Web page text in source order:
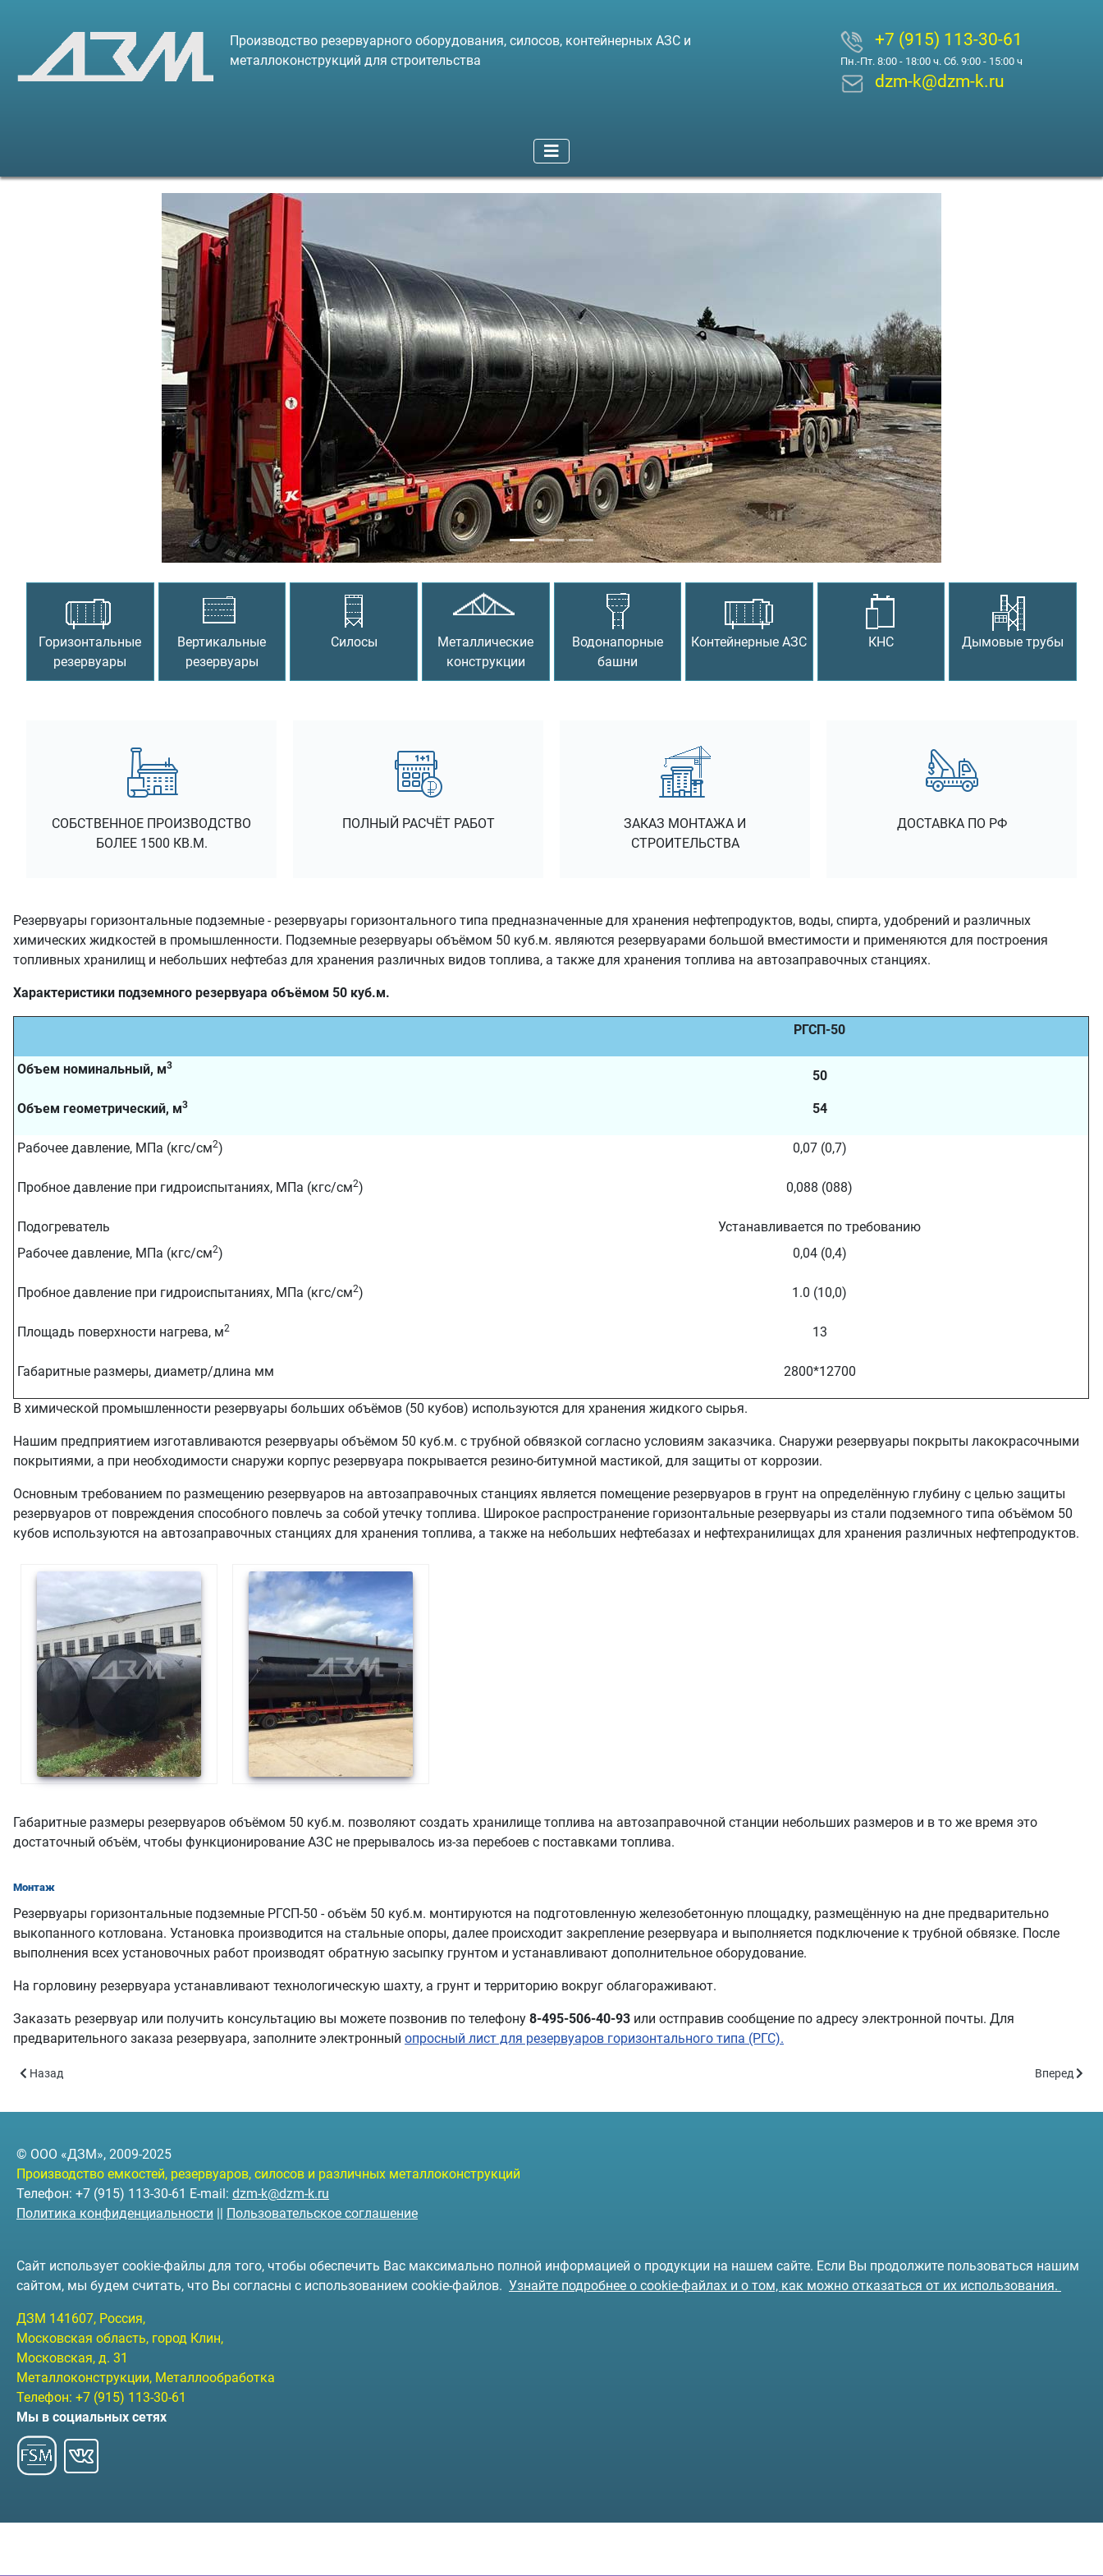
Производство резервуарного оборудования, силосов, контейнерных АЗС и
металлоконструкций для строительства
+7 (915) 113-30-61
Пн.-Пт. 8:00 - 18:00 ч. Сб. 9:00 - 15:00 ч
dzm-k@dzm-k.ru
Предыдущий
Горизонтальные
резервуары
Вертикальные
резервуары
Силосы
Металлические
конструкции
Водонапорные
башни
Контейнерные АЗС КНС Дымовые трубы
СОБСТВЕННОЕ ПРОИЗВОДСТВО
БОЛЕЕ 1500 КВ.М.
ПОЛНЫЙ РАСЧЁТ РАБОТ
ЗАКАЗ МОНТАЖА И
СТРОИТЕЛЬСТВА
ДОСТАВКА ПО РФ
Резервуары горизонтальные подземные - резервуары горизонтального типа предназначенные для хранения нефтепродуктов, воды, спирта, удобрений и различных
химических жидкостей в промышленности. Подземные резервуары объёмом 50 куб.м. являются резервуарами большой вместимости и применяются для построения
топливных хранилищ и небольших нефтебаз для хранения различных видов топлива, а также для хранения топлива на автозаправочных станциях.
Характеристики подземного резервуара объёмом 50 куб.м.
РГСП-50
Объем номинальный, м3
50
Объем геометрический, м3 54
Рабочее давление, МПа (кгс/см2) 0,07 (0,7)
Пробное давление при гидроиспытаниях, МПа (кгс/см2) 0,088 (088)
Подогреватель
Устанавливается по требованию
Рабочее давление, МПа (кгс/см2) 0,04 (0,4)
Пробное давление при гидроиспытаниях, МПа (кгс/см2) 1.0 (10,0)
Площадь поверхности нагрева, м2 13
Габаритные размеры, диаметр/длина мм 2800*12700
В химической промышленности резервуары больших объёмов (50 кубов) используются для хранения жидкого сырья.
Нашим предприятием изготавливаются резервуары объёмом 50 куб.м. с трубной обвязкой согласно условиям заказчика. Снаружи резервуары покрыты лакокрасочными
покрытиями, а при необходимости снаружи корпус резервуара покрывается резино-битумной мастикой, для защиты от коррозии.
Основным требованием по размещению резервуаров на автозаправочных станциях является помещение резервуаров в грунт на определённую глубину с целью защиты
резервуаров от повреждения способного повлечь за собой утечку топлива. Широкое распространение горизонтальные резервуары из стали подземного типа объёмом 50
кубов используются на автозаправочных станциях для хранения топлива, а также на небольших нефтебазах и нефтехранилищах для хранения различных нефтепродуктов.
Габаритные размеры резервуаров объёмом 50 куб.м. позволяют создать хранилище топлива на автозаправочной станции небольших размеров и в то же время это
достаточный объём, чтобы функционирование АЗС не прерывалось из-за перебоев с поставками топлива.
Монтаж
Резервуары горизонтальные подземные РГСП-50 - объём 50 куб.м. монтируются на подготовленную железобетонную площадку, размещённую на дне предварительно
выкопанного котлована. Установка производится на стальные опоры, далее происходит закрепление резервуара и выполняется подключение к трубной обвязке. После
выполнения всех установочных работ производят обратную засыпку грунтом и устанавливают дополнительное оборудование.
На горловину резервуара устанавливают технологическую шахту, а грунт и территорию вокруг облагораживают.
Заказать резервуар или получить консультацию вы можете позвонив по телефону 8-495-506-40-93 или остправив сообщение по адресу электронной почты. Для
предварительного заказа резервуара, заполните электронный опросный лист для резервуаров горизонтального типа (РГС).
Предыдущий: Резервуары горизонтальные подземные РГСП-5 - объём 5 куб.м.
Назад Следующий:
Вперед
© ООО «ДЗМ», 2009-2025
Производство емкостей, резервуаров, силосов и различных металлоконструкций
Телефон: +7 (915) 113-30-61 E-mail: dzm-k@dzm-k.ru
Политика конфиденциальности || Пользовательское соглашение
Сайт использует cookie-файлы для того, чтобы обеспечить Вас максимально полной информацией о продукции на нашем сайте. Если Вы продолжите пользоваться нашим
сайтом, мы будем считать, что Вы согласны с использованием cookie-файлов. Узнайте подробнее о cookie-файлах и о том, как можно отказаться от их использования.
ДЗМ 141607, Россия,
Московская область, город Клин,
Московская, д. 31
Металлоконструкции, Металлообработка
Телефон: +7 (915) 113-30-61
Мы в социальных сетях